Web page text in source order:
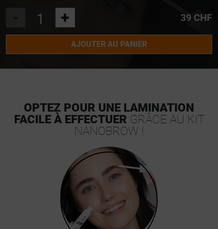
+ 39 CHF
AJOUTER AU PANIER
OPTEZ POUR UNE LAMINATION
FACILE À EFFECTUER GRÂCE AU KIT
NANOBROW !